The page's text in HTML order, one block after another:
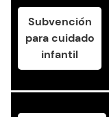
Subvención
para cuidado
infantil